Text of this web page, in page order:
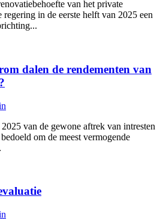
van het private
in de eerste helft van 2025 een
dalen de rendementen van
van de gewone aftrek van intresten
om de meest vermogende